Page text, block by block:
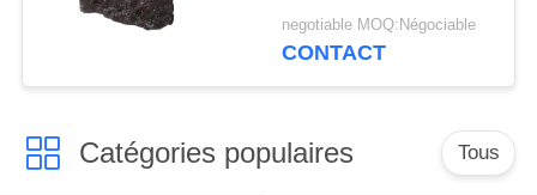
negotiable MOQ:Négociable
CONTACT
Catégories populaires Tous